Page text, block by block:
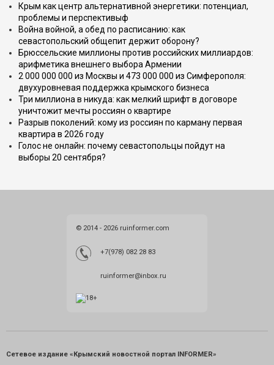
Крым как центр альтернативной энергетики: потенциал,
проблемы и перспективыф
Война войной, а обед по расписанию: как
севастопольский общепит держит оборону?
Брюссельские миллионы против российских миллиардов:
арифметика внешнего выбора Армении
2 000 000 000 из Москвы и 473 000 000 из Симферополя:
двухуровневая поддержка крымского бизнеса
Три миллиона в никуда: как мелкий шрифт в договоре
уничтожит мечты россиян о квартире
Разрыв поколений: кому из россиян по карману первая
квартира в 2026 году
Голос не онлайн: почему севастопольцы пойдут на
выборы 20 сентября?
© 2014 - 2026 ruinformer.com
+7(978) 082 28 83
ruinformer@inbox.ru
Сетевое издание «Крымский новостной портал INFORMER»